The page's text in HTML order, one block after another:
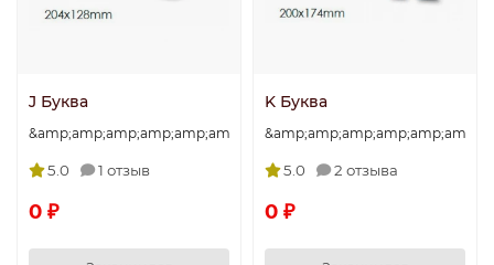
J Буква
5.0 1 отзыв
0 ₽
K Буква
5.0 2 отзыва
0 ₽